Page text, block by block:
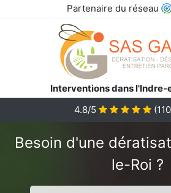
Partenaire du réseau
Interventions dans
4.8/5 (110
Besoin d'une
le-Roi ?